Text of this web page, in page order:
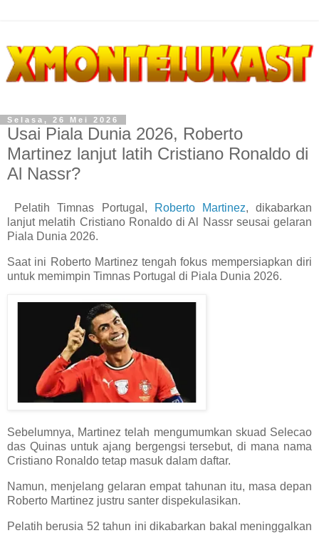
Selasa, 26 Mei 2026
Usai Piala Dunia 2026, Roberto
Martinez lanjut latih Cristiano Ronaldo di
Al Nassr?
Pelatih Timnas Portugal, Roberto Martinez, dikabarkan
lanjut melatih Cristiano Ronaldo di Al Nassr seusai gelaran
Piala Dunia 2026.
Saat ini Roberto Martinez tengah fokus mempersiapkan diri
untuk memimpin Timnas Portugal di Piala Dunia 2026.
Sebelumnya, Martinez telah mengumumkan skuad Selecao
das Quinas untuk ajang bergengsi tersebut, di mana nama
Cristiano Ronaldo tetap masuk dalam daftar.
Namun, menjelang gelaran empat tahunan itu, masa depan
Roberto Martinez justru santer dispekulasikan.
Pelatih berusia 52 tahun ini dikabarkan bakal meninggalkan